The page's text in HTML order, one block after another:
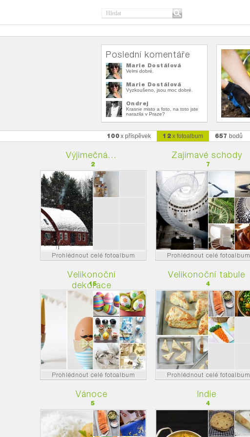
Poslední komentáře
Marie Dostálová
Velmi dobré.
Marie Dostálová
Vyzkoušeno, jsou moc dobré.
Ondrej
Krasne misto a foto, na toto jste
narazila v Praze?
100 x příspěvek 12 x fotoalbum 657 bodů
Výjimečná...
2
Prohlédnout celé fotoalbum
Zajímavé schody
7
Prohlédnout celé fotoalbum
Velikonoční
dekorace
15
Prohlédnout celé fotoalbum
Velikonoční tabule
4
Prohlédnout celé fotoalbum
Vánoce
5
Indie
4